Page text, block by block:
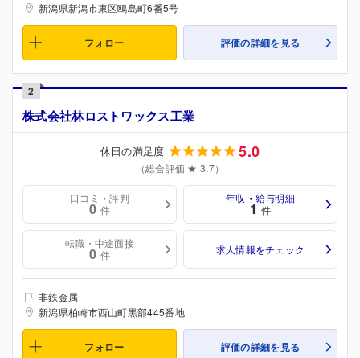
新潟県新潟市東区鴎島町6番5号
フォロー 評価の詳細を見る
2
株式会社林ロストワックス工業
休日の満足度 5.0
（総合評価 ★ 3.7）
口コミ・評判
0 件
年収・給与明細
1 件
転職・中途面接
0 件 求人情報をチェック
非鉄金属
新潟県柏崎市西山町黒部445番地
フォロー 評価の詳細を見る